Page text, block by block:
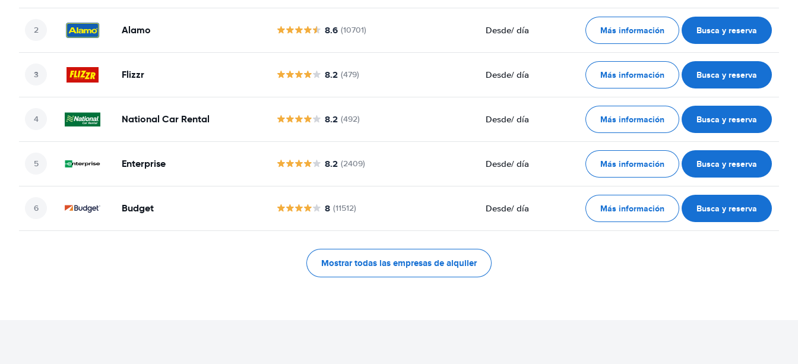
Alamo 8.6 (10701) Desde/ día Más información Busca y reserva
Flizzr 8.2 (479) Desde/ día Más información Busca y reserva
National Car Rental 8.2 (492) Desde/ día Más información Busca y reserva
Enterprise 8.2 (2409) Desde/ día Más información Busca y reserva
Budget 8 (11512) Desde/ día Más información Busca y reserva
Mostrar todas las empresas de alquiler